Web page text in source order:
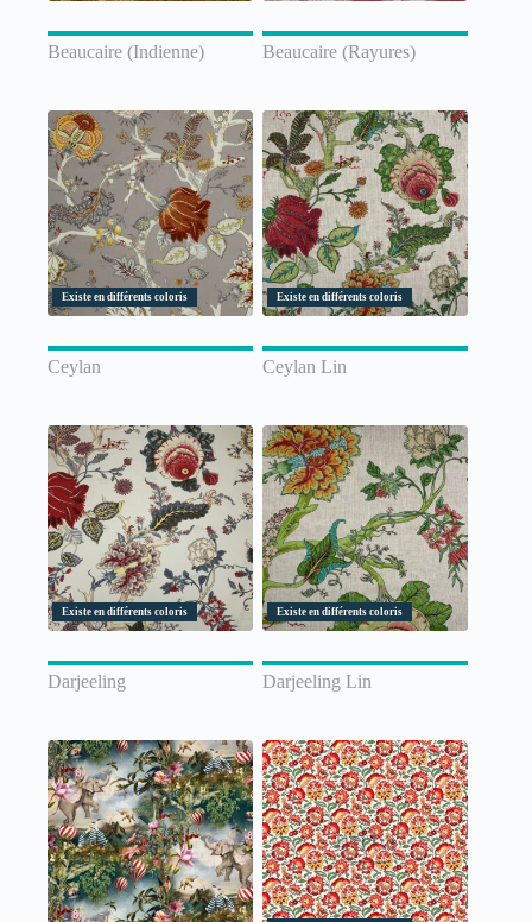
Beaucaire (Indienne) Beaucaire (Rayures)
Existe en différents coloris
Ceylan
Existe en différents coloris
Ceylan Lin
Existe en différents coloris
Darjeeling
Existe en différents coloris
Darjeeling Lin